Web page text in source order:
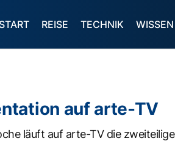
START REISE TECHNIK WISSEN
auf arte-TV
läuft auf arte-TV die zweiteilige